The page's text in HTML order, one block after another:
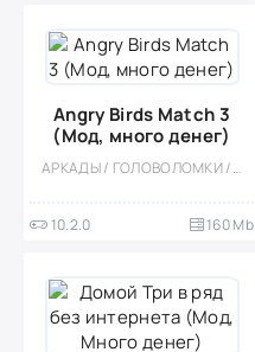
Angry Birds Match 3
(Мод, много денег)
АРКАДЫ / ГОЛОВОЛОМКИ / ТРИ В РЯД / КАЗУАЛЬНЫЕ / ПО МУЛЬТФИЛЬМАМ / ОДНОПОЛЬЗОВАТЕЛЬСКИЕ / СТИЛИЗАЦИЯ / ОФЛАЙН / МОД / ВСТРОЕННЫЙ КЕШ / ДЛЯ ДЕТЕЙ / ДЕВОЧКАМ
10.2.0 160 Mb